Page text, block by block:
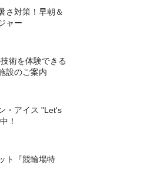
さ対策！早朝＆
ャー
術を体験できる
設のご案内
・アイス "Let's
！
ト『競輪場特